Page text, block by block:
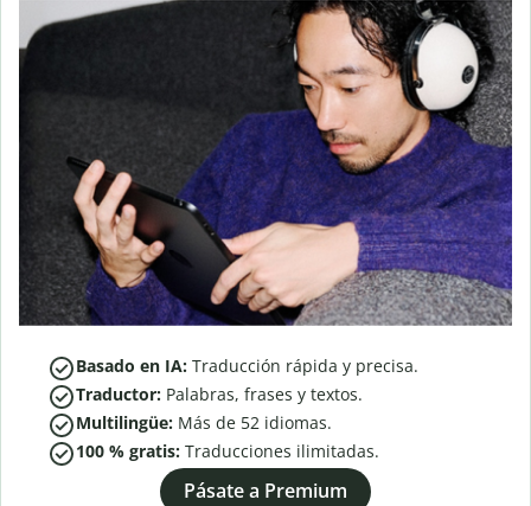
Basado en IA: Traducción rápida y precisa.
Traductor: Palabras, frases y textos.
Multilingüe: Más de 52 idiomas.
100 % gratis: Traducciones ilimitadas.
Pásate a Premium